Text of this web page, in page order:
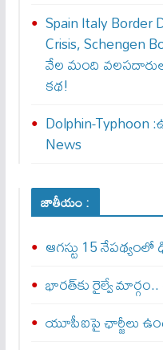
Spain Italy Border
Crisis, Schengen
వేల మంది
కథ!
Dolphin-Typhoon
News
జాతీయం :
ఆగస్టు 15
భారత్‌కు రైల్వే
యూపీఐపై ఛార్జీలు